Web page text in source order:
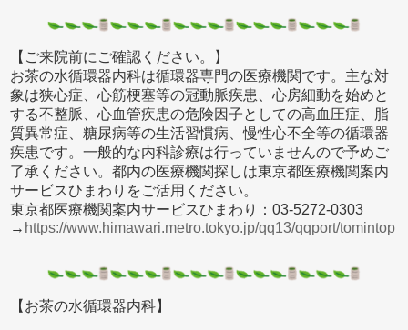
【ご来院前にご確認ください。】
お茶の水循環器内科は循環器専門の医療機関です。主な対
象は狭心症、心筋梗塞等の冠動脈疾患、心房細動を始めと
する不整脈、心血管疾患の危険因子としての高血圧症、脂
質異常症、糖尿病等の生活習慣病、慢性心不全等の循環器
疾患です。一般的な内科診療は行っていませんので予めご
了承ください。都内の医療機関探しは東京都医療機関案内
サービスひまわりをご活用ください。
東京都医療機関案内サービスひまわり：03-5272-0303
→ https://www.himawari.metro.tokyo.jp/qq13/qqport/tomintop
【お茶の水循環器内科】